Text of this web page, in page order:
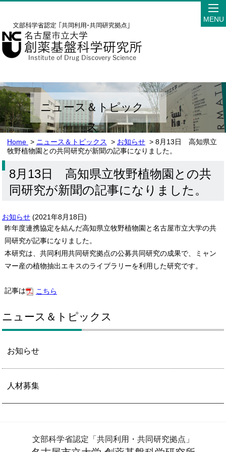
MENU
ニュース＆トピック
ス
Home > ニュース＆トピックス > お知らせ > 8月13日 高知県立
牧野植物園との共同研究が新聞の記事になりました。
8月13日 高知県立牧野植物園との共
同研究が新聞の記事になりました。
お知らせ (2021年8月18日)
昨年度連携協定を結んだ高知県立牧野植物園と名古屋市立大学の共
同研究が記事になりました。
本研究は、共同利用共同研究拠点の公募共同研究の成果で、ミャン
マー産の植物抽出エキスのライブラリーを利用した研究です。
記事は こちら
ニュース＆トピックス
お知らせ
人材募集
文部科学省認定「共同利用・共同研究拠点」